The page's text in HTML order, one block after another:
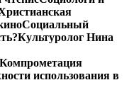
Социальный
Культуролог Нина
Компрометация
использования в